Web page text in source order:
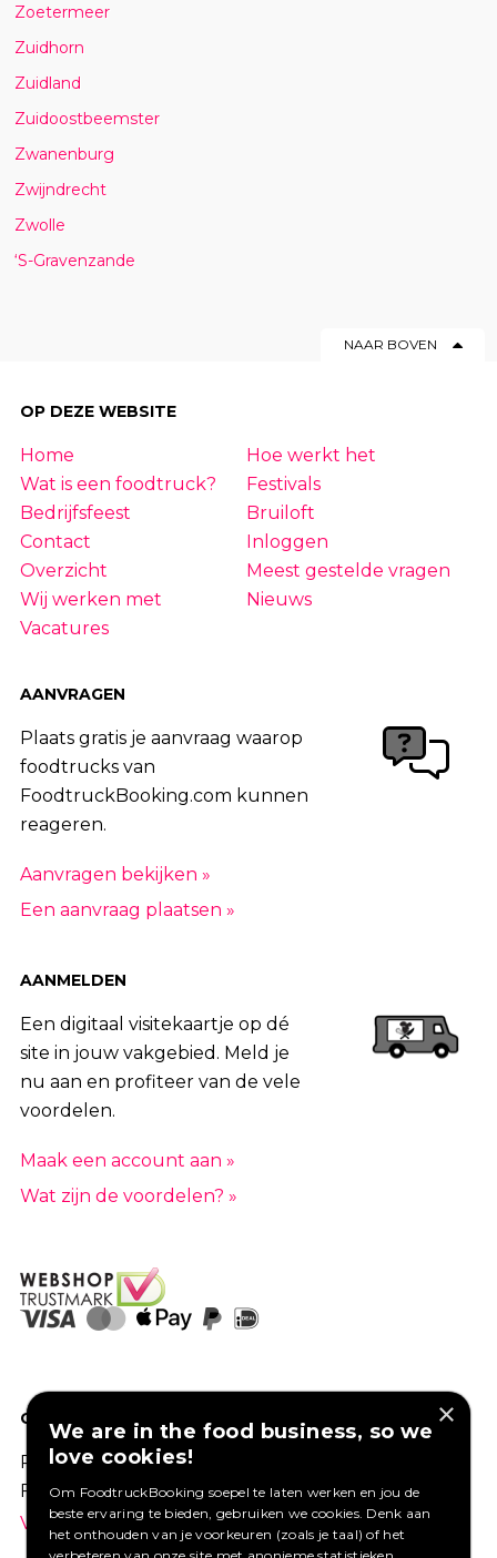
Zoetermeer
Zuidhorn
Zuidland
Zuidoostbeemster
Zwanenburg
Zwijndrecht
Zwolle
‘S-Gravenzande
NAAR BOVEN
OP DEZE WEBSITE
Home
Hoe werkt het
Wat is een foodtruck?
Festivals
Bedrijfsfeest
Bruiloft
Contact
Inloggen
Overzicht
Meest gestelde vragen
Wij werken met
Nieuws
Vacatures
AANVRAGEN
Plaats gratis je aanvraag waarop
foodtrucks van
FoodtruckBooking.com kunnen
reageren.
Aanvragen bekijken »
Een aanvraag plaatsen »
AANMELDEN
Een digitaal visitekaartje op dé
site in jouw vakgebied. Meld je
nu aan en profiteer van de vele
voordelen.
Maak een account aan »
Wat zijn de voordelen? »
GOED VERZEKERD ONDERNEMEN?
Profiteer van een aantrekkelijke premie via
Foodtruckbooking.
Vraag een offerte aan.
×
We are in the food business, so we
love cookies!
Om FoodtruckBooking soepel te laten werken en jou de
beste ervaring te bieden, gebruiken we cookies. Denk aan
het onthouden van je voorkeuren (zoals je taal) of het